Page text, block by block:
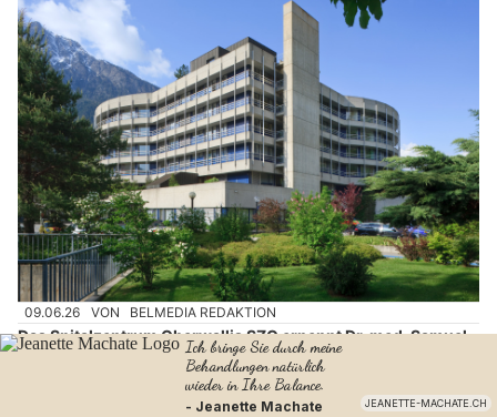
09.06.26 VON BELMEDIA REDAKTION
Das Spitalzentrum Oberwallis SZO ernennt Dr. med. Samuel
Schmid per 1. Dezember 2026 zum Klinikleiter der Klinik
Orthopädie / Traumatologie.